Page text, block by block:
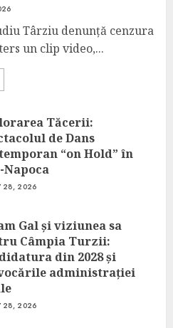
Târziu denunță cenzura
un clip video,...
Tăcerii:
de Dans
“on Hold” în
Napoca
28, 2026
Gal și viziunea sa
Câmpia Turzii:
din 2028 și
administrației
28, 2026